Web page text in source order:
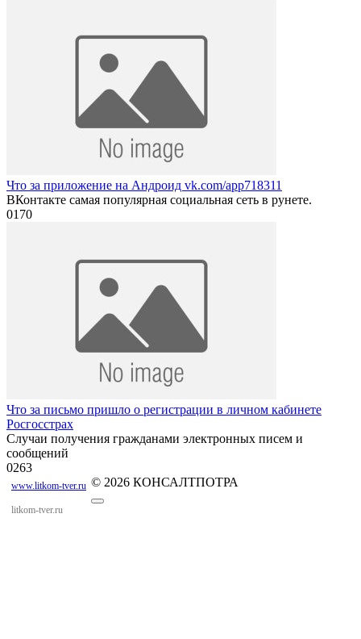
Что за приложение на Андроид vk.com/app718311
ВКонтакте самая популярная социальная сеть в рунете.
0170
Что за письмо пришло о регистрации в личном кабинете
Росгосстрах
Случаи получения гражданами электронных писем и
сообщений
0263
www.litkom-tver.ru
litkom-tver.ru
© 2026 КОНСАЛТПОТРА